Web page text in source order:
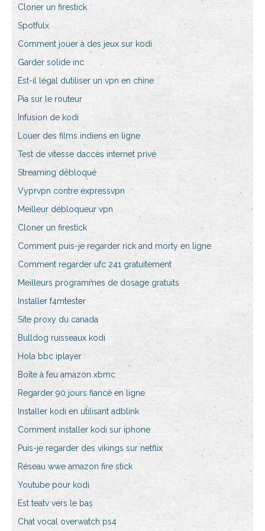
Cloner un firestick
Spotfulx
Comment jouer à des jeux sur kodi
Garder solide inc
Est-il légal dutiliser un vpn en chine
Pia sur le routeur
Infusion de kodi
Louer des films indiens en ligne
Test de vitesse daccès internet privé
Streaming débloqué
Vyprvpn contre expressvpn
Meilleur débloqueur vpn
Cloner un firestick
Comment puis-je regarder rick and morty en ligne
Comment regarder ufc 241 gratuitement
Meilleurs programmes de dosage gratuits
Installer f4mtester
Site proxy du canada
Bulldog ruisseaux kodi
Hola bbc iplayer
Boîte à feu amazon xbmc
Regarder 90 jours fiancé en ligne
Installer kodi en utilisant adblink
Comment installer kodi sur iphone
Puis-je regarder des vikings sur netflix
Réseau wwe amazon fire stick
Youtube pour kodi
Est teatv vers le bas
Chat vocal overwatch ps4